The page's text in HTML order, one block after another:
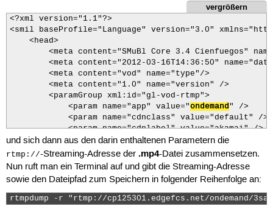
50
51
52
53
55
56
57
58
61
62
63
65
66
67
68
</filesize>
−
<facets>
restriction_useragent
</facets>
−
<formitaet basetype=
<quality>med
</quality>
<url>
</url>
<ratio>16:9</ratio>
<height>176</height>
<width>
</width>
<videoBitrate>133000</videoBitrate>
<audioBitrate>56000</audioBitrate>
<filesize>1560409</filesize>
−
21
22
32
33
34
37
38
39
"";
playerBottomFlashvars
playerBottomFlashvars. hasCaption = "false";
playerBottomFlashvars
playerBottomFlashvars. CaptionURL="";
playerBottomFlashvars
.assetID = "";
playerBottomFlashvars
channelID =""
playerBottomFlashvars
CaptionOffset=
;
playerBottomFlashvars
.expiryDate=
playerBottomFlashvars. vcmsURL "";
playerBottomAttributes
{};
playerBottomAttributes.id =
playerBottomAttributes.name =
playerBottomAttributes.align = "middle";
swfobject
embedSWF
"/mediaplayer/3/EmbeddedPlayer.swf",
"726", "405",
swfVersionStr, xiSwfUrlStr,
playerBottomFlashvars, params,
vergrößern
<?xml version="1.1"?>
<smil baseProfile="Language" version="3.0"
    <head>
<meta content="SMuBl Core 3.4 Cienfuegos"
<meta content="2012-03-16T14:36:50"
        <meta content="vod" name="type"/>
        <meta content="1.0" name="version" />
        <paramGroup xml:id="gl-vod-rtmp">
            <param name="app" value="
ondemand" />
            <param name="cdnclass" value="default" />
            <param name="cdnlabel" value="akamai" />
            <param name="host" value="
            <param name="protocols" value="
rtmp
            <param name="subscribe" value="false" />
            <param name="type" value="stream" />
        </paramGroup>
    </head>
    <body>
und sich dann aus den darin enthaltenen Parametern die
rtmp://-Streaming-Adresse der .mp4-Datei zusammensetzen.
Nun ruft man ein Terminal auf und gibt die Streaming-Adresse
sowie den Dateipfad zum Speichern in folgender Reihenfolge an:
rtmpdump -r "rtmp://cp125301.edgefcs.net/ondemand/